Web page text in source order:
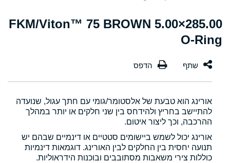
285.00×5.00 FKM/Viton™ 75 BROWN
O-Ring
אורינג הוא טבעת של אלסטומר/גומי עם חתך עגול, שנועדה
להתיישב בחריץ ולהידחס בין שני חלקים או יותר במהלך
ההרכבה, וכך ליצור איטום.
אורינג יכול לשמש ביישומים סטטיים או דינמיים שבהם יש
תנועה יחסית בין החלקים לבין האורינג. דוגמאות דינמיות
כוללות צירי משאבות מסתובבים ובוכנות הידראוליות.